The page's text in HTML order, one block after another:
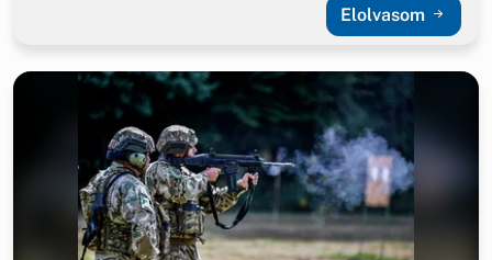
Elolvasom